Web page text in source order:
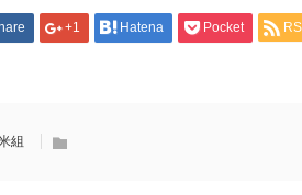
+1 Hatena Pocket
組